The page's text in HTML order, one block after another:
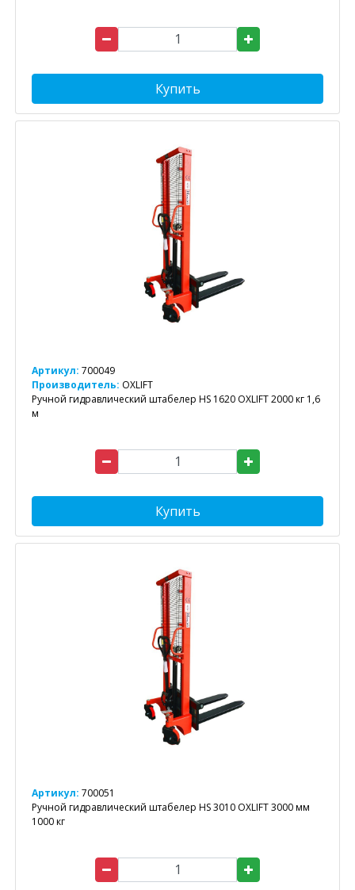
Купить
Артикул: 700049
Производитель: OXLIFT
Ручной гидравлический штабелер HS 1620 OXLIFT 2000 кг 1,6
м
Купить
Артикул: 700051
Ручной гидравлический штабелер HS 3010 OXLIFT 3000 мм
1000 кг